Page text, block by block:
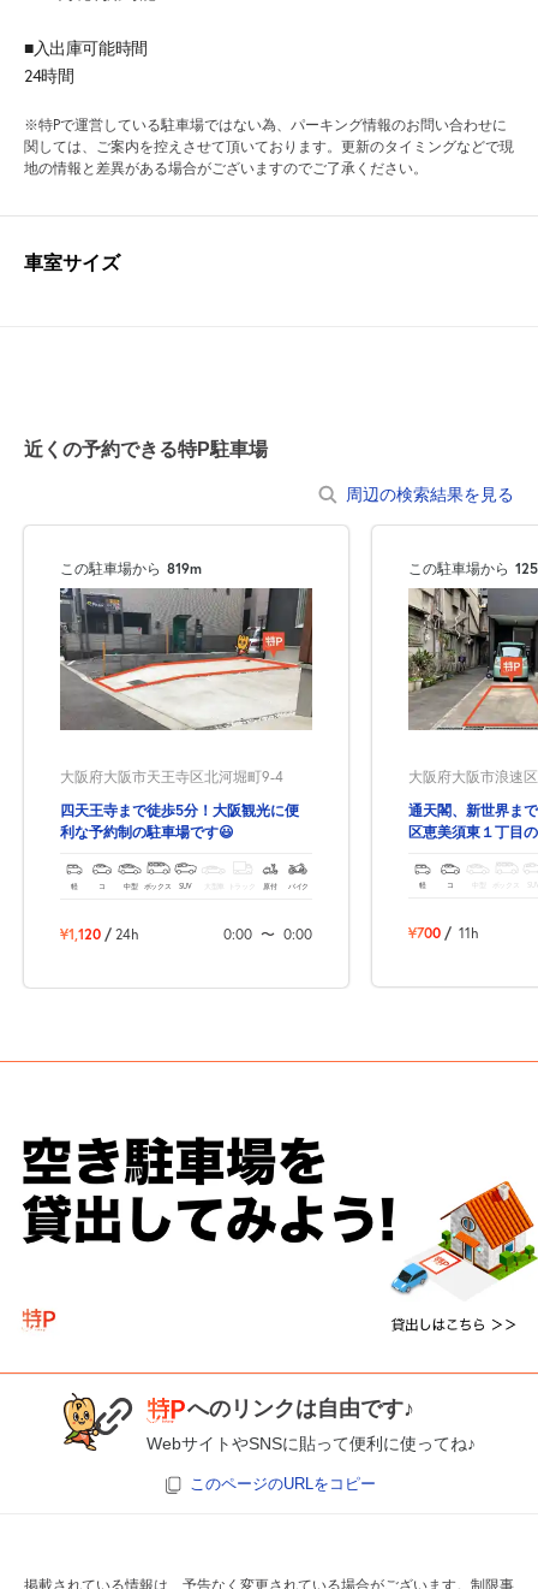
■入出庫可能時間
24時間
※特Pで運営している駐車場ではない為、パーキング情報のお問い合わせに
関しては、ご案内を控えさせて頂いております。更新のタイミングなどで現
地の情報と差異がある場合がございますのでご了承ください。
車室サイズ
近くの予約できる特P駐車場
周辺の検索結果を見る
この駐車場から 819m
大阪府大阪市天王寺区北河堀町9-4
四天王寺まで徒歩5分！大阪観光に便
利な予約制の駐車場です😃
軽 コ 中型 ボックス SUV 大型車 トラック 原付 バイク
¥1,120 / 24h 0:00 〜 0:00
この駐車場から
大阪府大阪市浪速
通天閣、新世界ま
区恵美須東１丁目
軽 コ ボックス
¥700 / 11h
へのリンクは自由です♪
WebサイトやSNSに貼って便利に使ってね♪
このページのURLをコピー
掲載されている情報は、予告なく変更されている場合がございます。制限事